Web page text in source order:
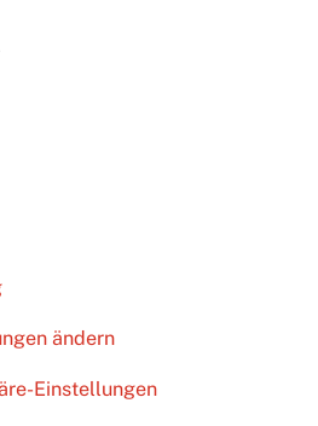
ändern
Einstellungen